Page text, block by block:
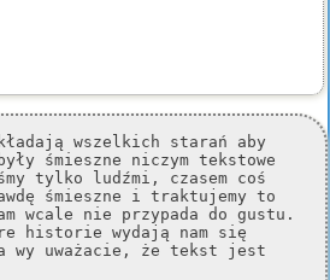
wszelkich starań aby
śmieszne niczym tekstowe
tylko ludźmi, czasem coś
śmieszne i traktujemy to
wcale nie przypada do gustu.
historie wydają nam się
wy uważacie, że tekst jest